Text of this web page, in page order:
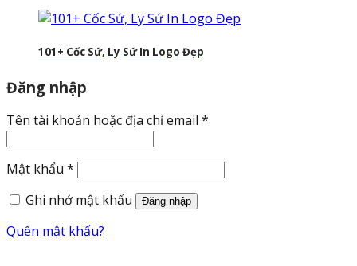
101+ Cốc Sứ, Ly Sứ In Logo Đẹp
Đăng nhập
Tên tài khoản hoặc địa chỉ email *
Mật khẩu * Bắt
Ghi nhớ mật khẩu
Đăng nhập
Quên mật khẩu?